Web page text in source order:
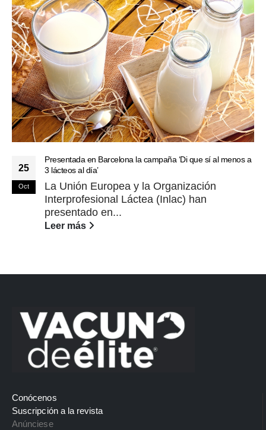
25
Oct
Presentada en Barcelona la campaña ‘Di que sí al menos a
3 lácteos al día’
La Unión Europea y la Organización
Interprofesional Láctea (Inlac) han
presentado en...
Leer más
Conócenos
Suscripción a la revista
Anúnciese